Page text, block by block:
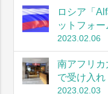
ロシア「
ットフォ
2023.02.06
南アフリ
で受け入れ
2023.02.03